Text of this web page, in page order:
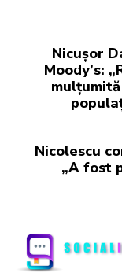
Nicușor
Moody’s:
Nicolescu
„A fost